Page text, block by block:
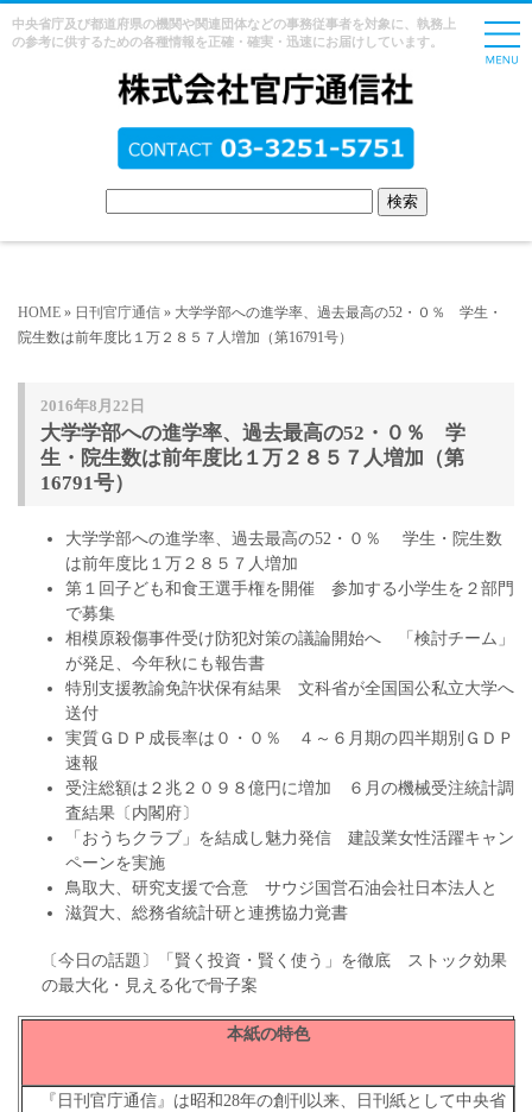
中央省庁及び都道府県の機関や関連団体などの事務従事者を対象に、執務上
の参考に供するための各種情報を正確・確実・迅速にお届けしています。
HOME » 日刊官庁通信 » 大学学部への進学率、過去最高の52・０％ 学生・
院生数は前年度比１万２８５７人増加（第16791号）
2016年8月22日
大学学部への進学率、過去最高の52・０％ 学
生・院生数は前年度比１万２８５７人増加（第
16791号）
大学学部への進学率、過去最高の52・０％ 学生・院生数
は前年度比１万２８５７人増加
第１回子ども和食王選手権を開催 参加する小学生を２部門
で募集
相模原殺傷事件受け防犯対策の議論開始へ 「検討チーム」
が発足、今年秋にも報告書
特別支援教諭免許状保有結果 文科省が全国国公私立大学へ
送付
実質ＧＤＰ成長率は０・０％ ４～６月期の四半期別ＧＤＰ
速報
受注総額は２兆２０９８億円に増加 ６月の機械受注統計調
査結果〔内閣府〕
「おうちクラブ」を結成し魅力発信 建設業女性活躍キャン
ペーンを実施
鳥取大、研究支援で合意 サウジ国営石油会社日本法人と
滋賀大、総務省統計研と連携協力覚書
〔今日の話題〕「賢く投資・賢く使う」を徹底 ストック効果
の最大化・見える化で骨子案
本紙の特色
『日刊官庁通信』は昭和28年の創刊以来、日刊紙として中央省